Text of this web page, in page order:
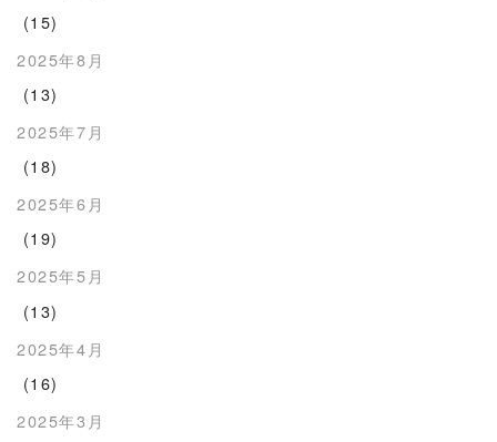
(15)
2025年8月
(13)
2025年7月
(18)
2025年6月
(19)
2025年5月
(13)
2025年4月
(16)
2025年3月